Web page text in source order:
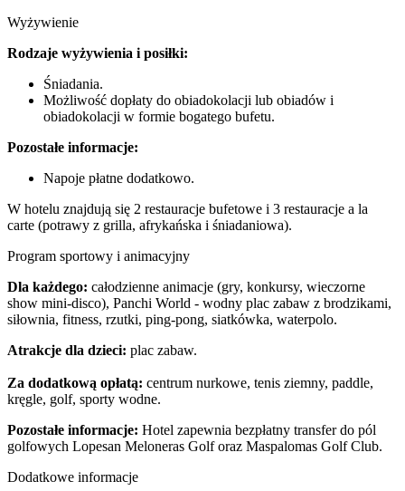
Wyżywienie
Rodzaje wyżywienia i posiłki:
Śniadania.
Możliwość dopłaty do obiadokolacji lub obiadów i
obiadokolacji w formie bogatego bufetu.
Pozostałe informacje:
Napoje płatne dodatkowo.
W hotelu znajdują się 2 restauracje bufetowe i 3 restauracje a la
carte (potrawy z grilla, afrykańska i śniadaniowa).
Program sportowy i animacyjny
Dla każdego: całodzienne animacje (gry, konkursy, wieczorne
show mini-disco), Panchi World - wodny plac zabaw z brodzikami,
siłownia, fitness, rzutki, ping-pong, siatkówka, waterpolo.
Atrakcje dla dzieci: plac zabaw.
Za dodatkową opłatą: centrum nurkowe, tenis ziemny, paddle,
kręgle, golf, sporty wodne.
Pozostałe informacje: Hotel zapewnia bezpłatny transfer do pól
golfowych Lopesan Meloneras Golf oraz Maspalomas Golf Club.
Dodatkowe informacje